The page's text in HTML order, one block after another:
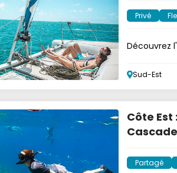
Privé
Découvrez
Sud-Est
Côte Est
Cascade
Partagé